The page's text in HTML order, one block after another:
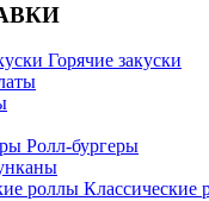
Горячие закуски
Ролл-бургеры
Классические